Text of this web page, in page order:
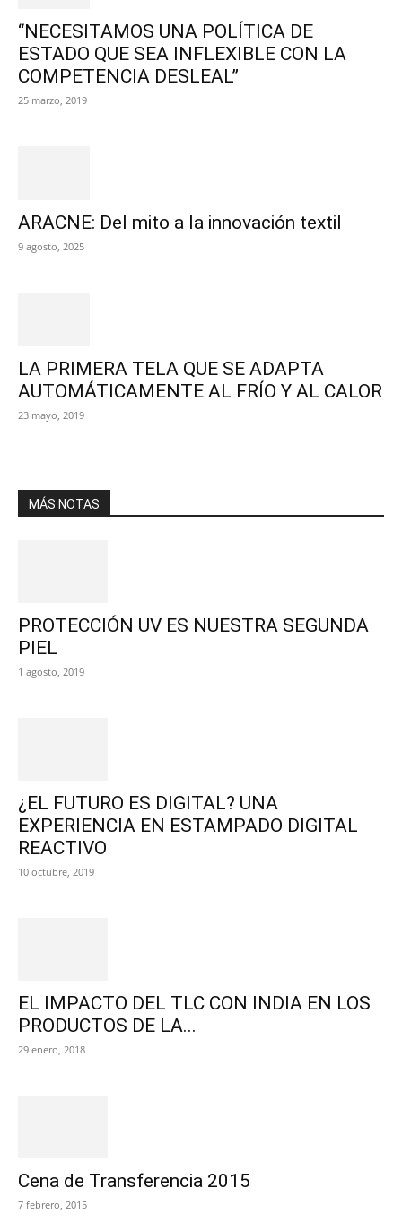
“NECESITAMOS UNA POLÍTICA DE
ESTADO QUE SEA INFLEXIBLE CON LA
COMPETENCIA DESLEAL”
25 marzo, 2019
ARACNE: Del mito a la innovación textil
9 agosto, 2025
LA PRIMERA TELA QUE SE ADAPTA
AUTOMÁTICAMENTE AL FRÍO Y AL CALOR
23 mayo, 2019
MÁS NOTAS
PROTECCIÓN UV ES NUESTRA SEGUNDA
PIEL
1 agosto, 2019
¿EL FUTURO ES DIGITAL? UNA
EXPERIENCIA EN ESTAMPADO DIGITAL
REACTIVO
10 octubre, 2019
EL IMPACTO DEL TLC CON INDIA EN LOS
PRODUCTOS DE LA...
29 enero, 2018
Cena de Transferencia 2015
7 febrero, 2015